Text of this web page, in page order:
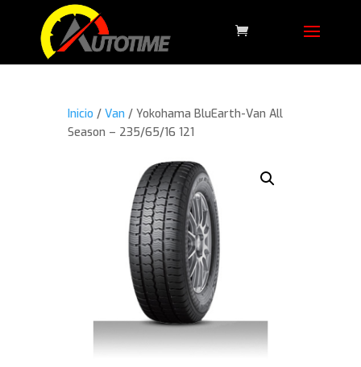
Inicio /Van / Yokohama BluEarth-Van All
Season – 235/65/16 121